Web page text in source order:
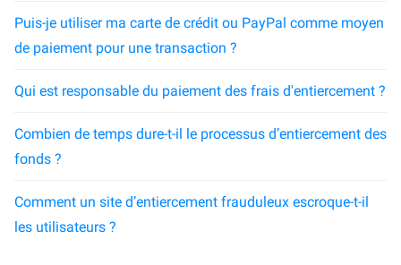
Puis-je utiliser ma carte de crédit ou PayPal comme moyen
de paiement pour une transaction ?
Qui est responsable du paiement des frais d'entiercement ?
Combien de temps dure-t-il le processus d’entiercement des
fonds ?
Comment un site d’entiercement frauduleux escroque-t-il
les utilisateurs ?